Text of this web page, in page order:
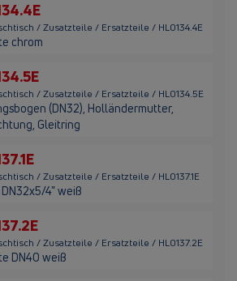
/ Zusatzteile / Ersatzteile / HL0134.4E
chrom
/ Zusatzteile / Ersatzteile / HL0134.5E
(DN32), Holländermutter,
Gleitring
/ Zusatzteile / Ersatzteile / HL0137.1E
4" weiß
/ Zusatzteile / Ersatzteile / HL0137.2E
DN40 weiß